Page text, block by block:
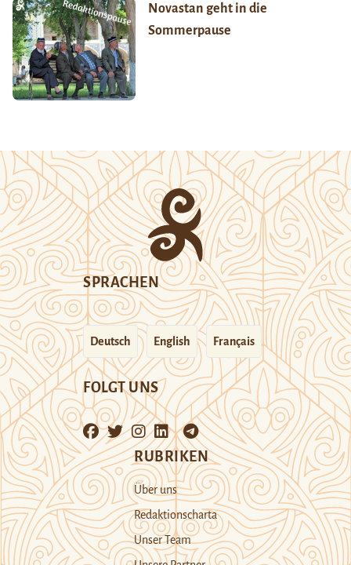
Novastan geht in die
Sommerpause
SPRACHEN
Deutsch English Français
FOLGT UNS
RUBRIKEN
Über uns
Redaktionscharta
Unser Team